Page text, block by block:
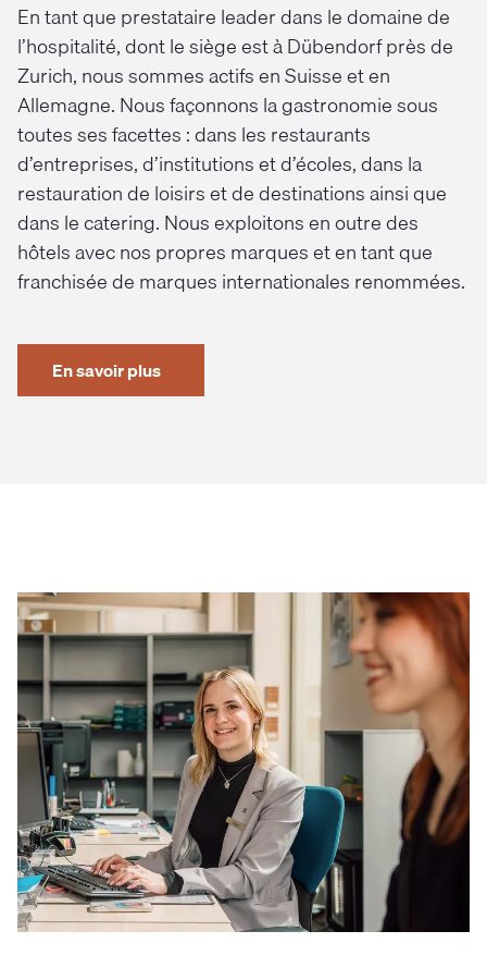
En tant que prestataire leader dans le domaine de
l’hospitalité, dont le siège est à Dübendorf près de
Zurich, nous sommes actifs en Suisse et en
Allemagne. Nous façonnons la gastronomie sous
toutes ses facettes : dans les restaurants
d’entreprises, d’institutions et d’écoles, dans la
restauration de loisirs et de destinations ainsi que
dans le catering. Nous exploitons en outre des
hôtels avec nos propres marques et en tant que
franchisée de marques internationales renommées.
En savoir plus